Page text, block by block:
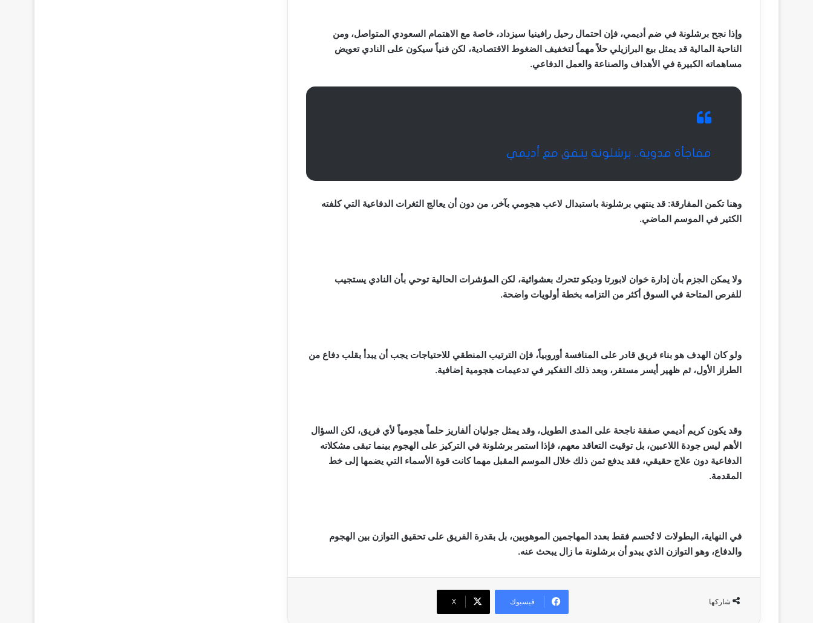
وإذا نجح برشلونة في ضم أديمي، فإن احتمال رحيل رافينيا سيزداد، خاصة مع الاهتمام السعودي المتواصل، ومن
الناحية المالية قد يمثل بيع البرازيلي حلاً مهماً لتخفيف الضغوط الاقتصادية، لكن فنياً سيكون على النادي تعويض
مساهماته الكبيرة في الأهداف والصناعة والعمل الدفاعي.
مفاجأة مدوية.. برشلونة يتفق مع أديمي
وهنا تكمن المفارقة: قد ينتهي برشلونة باستبدال لاعب هجومي بآخر، من دون أن يعالج الثغرات الدفاعية التي كلفته
الكثير في الموسم الماضي.
ولا يمكن الجزم بأن إدارة خوان لابورتا وديكو تتحرك بعشوائية، لكن المؤشرات الحالية توحي بأن النادي يستجيب
للفرص المتاحة في السوق أكثر من التزامه بخطة أولويات واضحة.
ولو كان الهدف هو بناء فريق قادر على المنافسة أوروبياً، فإن الترتيب المنطقي للاحتياجات يجب أن يبدأ بقلب دفاع من
الطراز الأول، ثم ظهير أيسر مستقر، وبعد ذلك التفكير في تدعيمات هجومية إضافية.
وقد يكون كريم أديمي صفقة ناجحة على المدى الطويل، وقد يمثل جوليان ألفاريز حلماً هجومياً لأي فريق، لكن السؤال
الأهم ليس جودة اللاعبين، بل توقيت التعاقد معهم، فإذا استمر برشلونة في التركيز على الهجوم بينما تبقى مشكلاته
الدفاعية دون علاج حقيقي، فقد يدفع ثمن ذلك خلال الموسم المقبل مهما كانت قوة الأسماء التي يضمها إلى خط
المقدمة.
في النهاية، البطولات لا تُحسم فقط بعدد المهاجمين الموهوبين، بل بقدرة الفريق على تحقيق التوازن بين الهجوم
والدفاع، وهو التوازن الذي يبدو أن برشلونة ما زال يبحث عنه.
شاركها فيسبوك ‫X